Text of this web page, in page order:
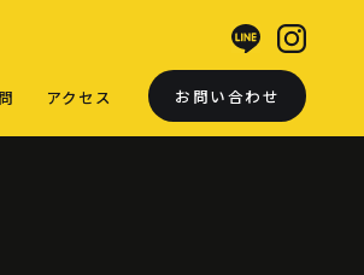
アクセス お問い合わせ